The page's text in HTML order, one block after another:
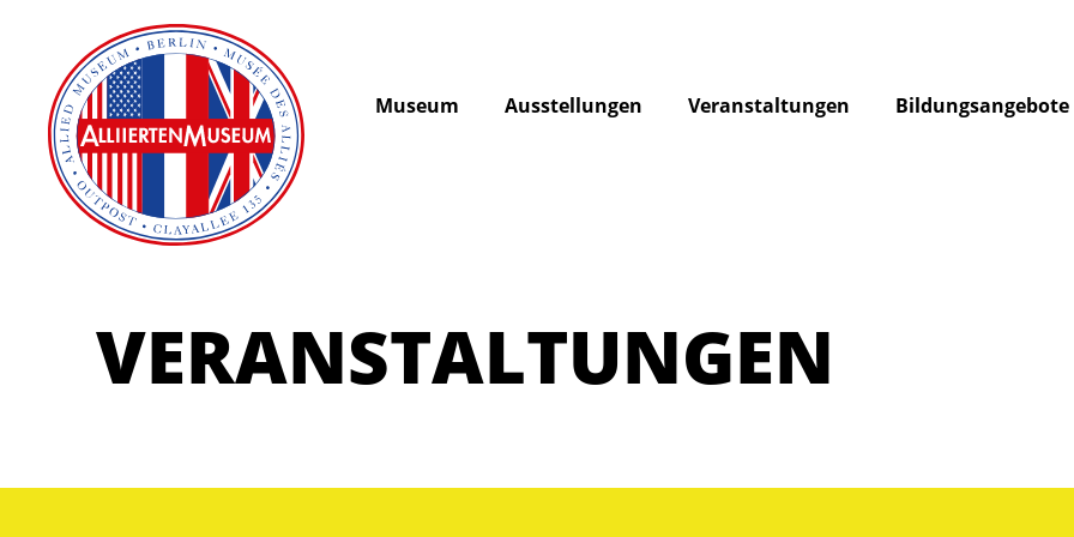
Museum Ausstellungen Veranstaltungen Bildungsangebote
VERANSTALTUNGEN